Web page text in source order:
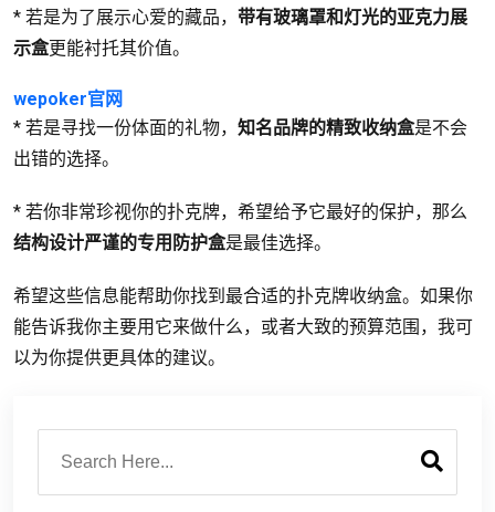
* 若是为了展示心爱的藏品， 带有玻璃罩和灯光的亚克力展
示盒更能衬托其价值。
wepoker官网
* 若是寻找一份体面的礼物， 知名品牌的精致收纳盒是不会
出错的选择。
* 若你非常珍视你的扑克牌，希望给予它最好的保护，那么
结构设计严谨的专用防护盒是最佳选择。
希望这些信息能帮助你找到最合适的扑克牌收纳盒。如果你
能告诉我你主要用它来做什么，或者大致的预算范围，我可
以为你提供更具体的建议。